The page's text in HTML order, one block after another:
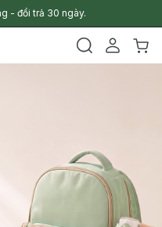
- đổi trả 30 ngày.